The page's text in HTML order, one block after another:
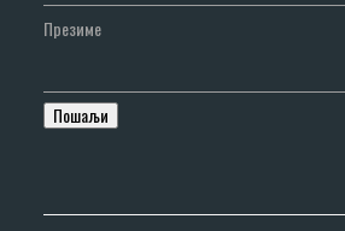
Презиме